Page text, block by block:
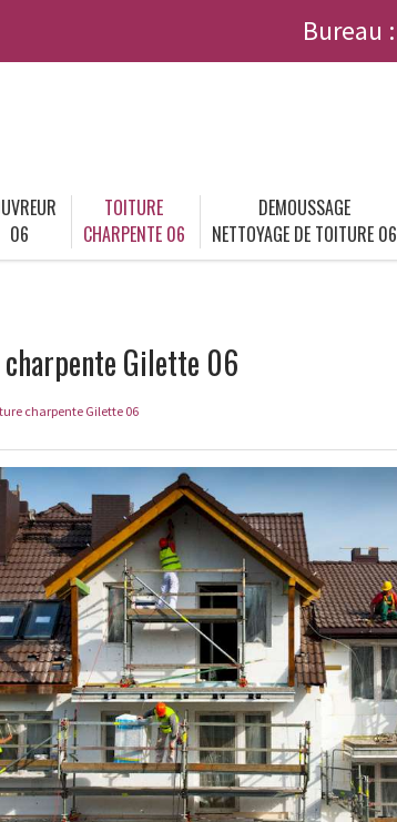
Bureau :
06
TOITURE
CHARPENTE 06
DEMOUSSAGE
NETTOYAGE DE TOITURE 06
Gilette 06
charpente Gilette 06